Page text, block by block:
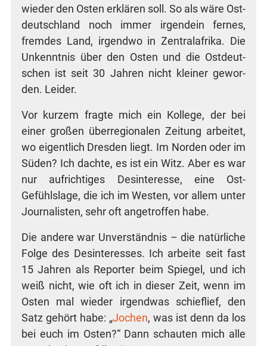
wie­der den Osten erklä­ren soll. So als wäre Ost­
deutsch­land noch immer irgend­ein fer­nes,
frem­des Land, irgend­wo in Zen­tral­afri­ka. Die
Unkennt­nis über den Osten und die Ost­deut­
schen ist seit 30 Jah­ren nicht klei­ner gewor­
den. Leider.
Vor kur­zem frag­te mich ein Kol­le­ge, der bei
einer gro­ßen über­re­gio­na­len Zei­tung arbei­tet,
wo eigent­lich Dres­den liegt. Im Nor­den oder im
Süden? Ich dach­te, es ist ein Witz. Aber es war
nur auf­rich­ti­ges Des­in­ter­es­se, eine Ost-
Gefühls­la­ge, die ich im Wes­ten, vor allem unter
Jour­na­lis­ten, sehr oft ange­trof­fen habe.
Die ande­re war Unver­ständ­nis – die natür­li­che
Fol­ge des Des­in­ter­es­ses. Ich arbei­te seit fast
15 Jah­ren als Repor­ter beim Spie­gel, und ich
weiß nicht, wie oft ich in die­ser Zeit, wenn im
Osten mal wie­der irgend­was schief­lief, den
Satz gehört habe: „Jochen, was ist denn da los
bei euch im Osten?“ Dann schau­ten mich alle